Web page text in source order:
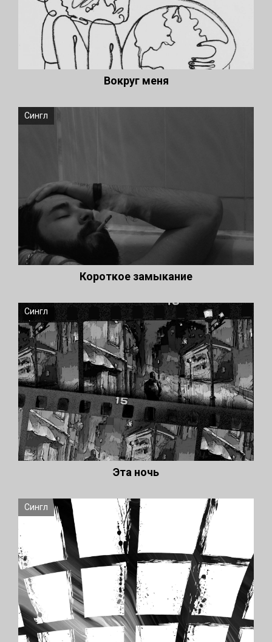
Вокруг меня
Сингл
Короткое замыкание
Сингл
Эта ночь
Сингл